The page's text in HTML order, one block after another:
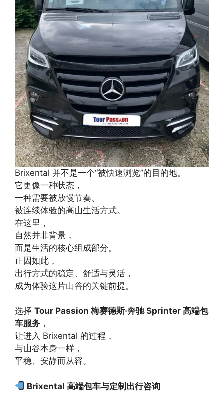
Brixental 并不是一个“被快速浏览”的目的地。
它更像一种状态，
一种需要被放慢节奏、
被连续体验的高山生活方式。
在这里，
自然并非背景，
而是生活的核心组成部分。
正因如此，
出行方式的稳定、舒适与灵活，
成为体验这片山谷的关键前提。
选择 Tour Passion 梅赛德斯·奔驰 Sprinter 高端包
车服务 ，
让进入 Brixental 的过程，
与山谷本身一样，
平稳、安静而从容。
Brixental 高端包车与定制出行咨询